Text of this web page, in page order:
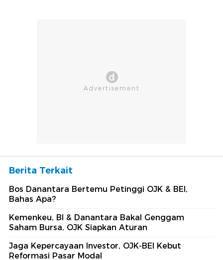
Berita Terkait
Bos Danantara Bertemu Petinggi OJK & BEI,
Bahas Apa?
Kemenkeu, BI & Danantara Bakal Genggam
Saham Bursa, OJK Siapkan Aturan
Jaga Kepercayaan Investor, OJK-BEI Kebut
Reformasi Pasar Modal